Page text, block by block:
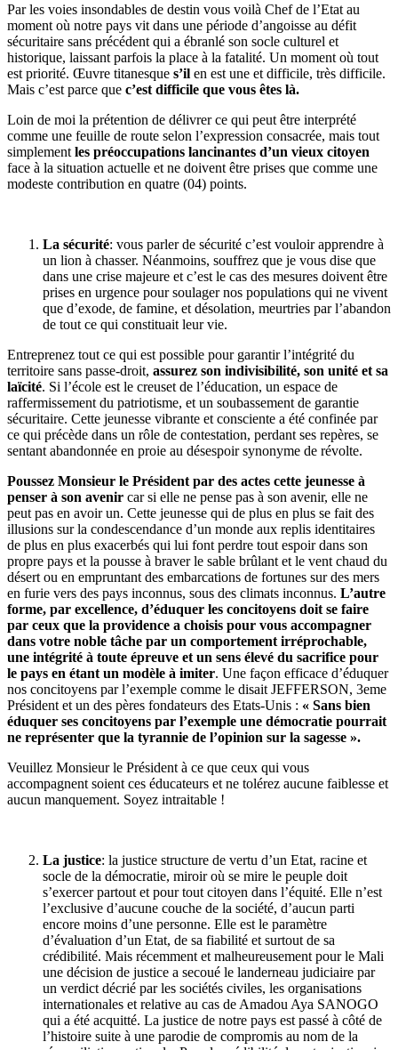
Par les voies insondables de destin vous voilà Chef de l’Etat au
moment où notre pays vit dans une période d’angoisse au défit
sécuritaire sans précédent qui a ébranlé son socle culturel et
historique, laissant parfois la place à la fatalité. Un moment où tout
est priorité. Œuvre titanesque s’il en est une et difficile, très difficile.
Mais c’est parce que c’est difficile que vous êtes là.
Loin de moi la prétention de délivrer ce qui peut être interprété
comme une feuille de route selon l’expression consacrée, mais tout
simplement les préoccupations lancinantes d’un vieux citoyen
face à la situation actuelle et ne doivent être prises que comme une
modeste contribution en quatre (04) points.
La sécurité: vous parler de sécurité c’est vouloir apprendre à
un lion à chasser. Néanmoins, souffrez que je vous dise que
dans une crise majeure et c’est le cas des mesures doivent être
prises en urgence pour soulager nos populations qui ne vivent
que d’exode, de famine, et désolation, meurtries par l’abandon
de tout ce qui constituait leur vie.
Entreprenez tout ce qui est possible pour garantir l’intégrité du
territoire sans passe-droit, assurez son indivisibilité, son unité et sa
laïcité. Si l’école est le creuset de l’éducation, un espace de
raffermissement du patriotisme, et un soubassement de garantie
sécuritaire. Cette jeunesse vibrante et consciente a été confinée par
ce qui précède dans un rôle de contestation, perdant ses repères, se
sentant abandonnée en proie au désespoir synonyme de révolte.
Poussez Monsieur le Président par des actes cette jeunesse à
penser à son avenir car si elle ne pense pas à son avenir, elle ne
peut pas en avoir un. Cette jeunesse qui de plus en plus se fait des
illusions sur la condescendance d’un monde aux replis identitaires
de plus en plus exacerbés qui lui font perdre tout espoir dans son
propre pays et la pousse à braver le sable brûlant et le vent chaud du
désert ou en empruntant des embarcations de fortunes sur des mers
en furie vers des pays inconnus, sous des climats inconnus. L’autre
forme, par excellence, d’éduquer les concitoyens doit se faire
par ceux que la providence a choisis pour vous accompagner
dans votre noble tâche par un comportement irréprochable,
une intégrité à toute épreuve et un sens élevé du sacrifice pour
le pays en étant un modèle à imiter. Une façon efficace d’éduquer
nos concitoyens par l’exemple comme le disait JEFFERSON, 3eme
Président et un des pères fondateurs des Etats-Unis : « Sans bien
éduquer ses concitoyens par l’exemple une démocratie pourrait
ne représenter que la tyrannie de l’opinion sur la sagesse ».
Veuillez Monsieur le Président à ce que ceux qui vous
accompagnent soient ces éducateurs et ne tolérez aucune faiblesse et
aucun manquement. Soyez intraitable !
La justice: la justice structure de vertu d’un Etat, racine et
socle de la démocratie, miroir où se mire le peuple doit
s’exercer partout et pour tout citoyen dans l’équité. Elle n’est
l’exclusive d’aucune couche de la société, d’aucun parti
encore moins d’une personne. Elle est le paramètre
d’évaluation d’un Etat, de sa fiabilité et surtout de sa
crédibilité. Mais récemment et malheureusement pour le Mali
une décision de justice a secoué le landerneau judiciaire par
un verdict décrié par les sociétés civiles, les organisations
internationales et relative au cas de Amadou Aya SANOGO
qui a été acquitté. La justice de notre pays est passé à côté de
l’histoire suite à une parodie de compromis au nom de la